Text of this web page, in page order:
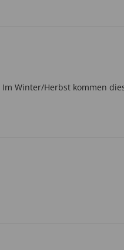
Winter/Herbst kommen